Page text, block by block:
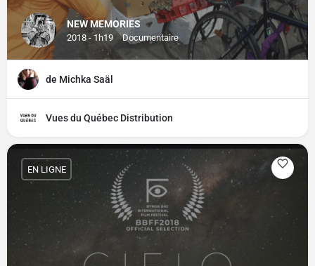
NEW MEMORIES
2018 - 1h19 Documentaire
de Michka Saäl
Vues du Québec Distribution
EN LIGNE